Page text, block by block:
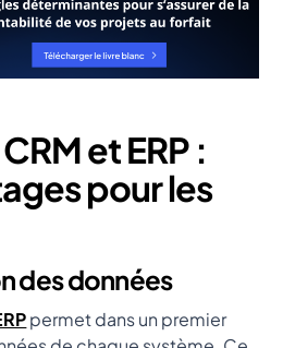
et ERP :
pour les
des données
permet dans un premier